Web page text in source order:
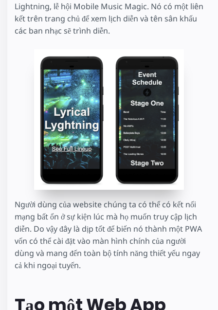
Lightning, lễ hội Mobile Music Magic. Nó có một liên
kết trên trang chủ để xem lịch diễn và tên sân khấu
các ban nhạc sẽ trình diễn.
Người dùng của website chúng ta có thể có kết nối
mạng bất ổn ở sự kiện lúc mà họ muốn truy cập lịch
diễn. Do vậy đây là dịp tốt để biến nó thành một PWA
vốn có thể cài đặt vào màn hình chính của người
dùng và mang đến toàn bộ tính năng thiết yếu ngay
cả khi ngoại tuyến.
Tạo một Web App